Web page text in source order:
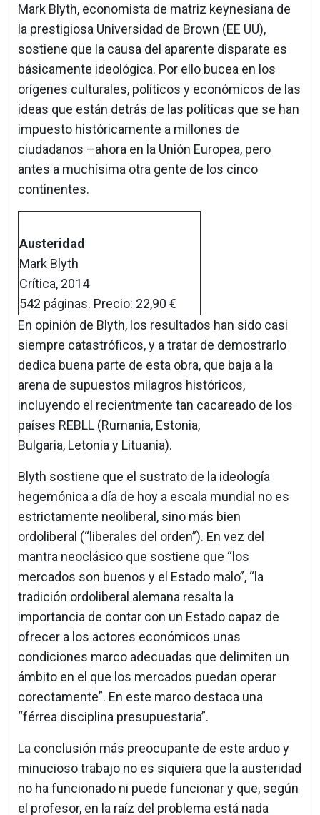
Mark Blyth, economista de matriz keynesiana de
la prestigiosa Universidad de Brown (EE UU),
sostiene que la causa del aparente disparate es
básicamente ideológica. Por ello bucea en los
orígenes culturales, políticos y económicos de las
ideas que están detrás de las políticas que se han
impuesto históricamente a millones de
ciudadanos –ahora en la Unión Europea, pero
antes a muchísima otra gente de los cinco
continentes.
Austeridad
Mark Blyth
Crítica, 2014
542 páginas. Precio: 22,90 €
En opinión de Blyth, los resultados han sido casi
siempre catastróficos, y a tratar de demostrarlo
dedica buena parte de esta obra, que baja a la
arena de supuestos milagros históricos,
incluyendo el recientmente tan cacareado de los
países REBLL (Rumania, Estonia,
Bulgaria, Letonia y Lituania).
Blyth sostiene que el sustrato de la ideología
hegemónica a día de hoy a escala mundial no es
estrictamente neoliberal, sino más bien
ordoliberal (“liberales del orden”). En vez del
mantra neoclásico que sostiene que “los
mercados son buenos y el Estado malo”, “la
tradición ordoliberal alemana resalta la
importancia de contar con un Estado capaz de
ofrecer a los actores económicos unas
condiciones marco adecuadas que delimiten un
ámbito en el que los mercados puedan operar
corectamente”. En este marco destaca una
“férrea disciplina presupuestaria”.
La conclusión más preocupante de este arduo y
minucioso trabajo no es siquiera que la austeridad
no ha funcionado ni puede funcionar y que, según
el profesor, en la raíz del problema está nada